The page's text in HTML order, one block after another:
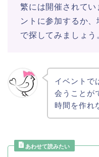
繁には開催されて
ントに参加するか
で探してみましょう
イベントで
会うことが
時間を作れ